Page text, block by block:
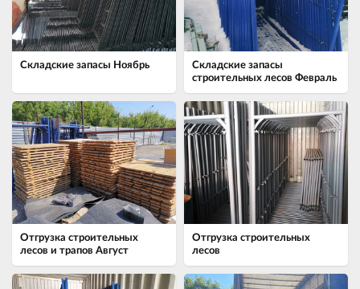
Складские запасы Ноябрь
Складские запасы
строительных лесов Февраль
Отгрузка строительных
лесов и трапов Август
Отгрузка строительных
лесов